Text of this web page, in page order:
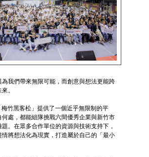
為我們帶來無限可能，而創意與想法更能跨
。
梅竹黑客松」提供了一個近乎無限制的平
何處，都能組隊挑戰六間優秀企業與新竹市
。在眾多合作單位的資源與技術支持下，
情將想法化為現實，打造屬於自己的「最小